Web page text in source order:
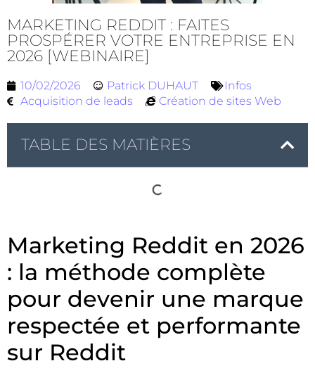
MARKETING REDDIT : FAITES
PROSPÉRER VOTRE ENTREPRISE EN
2026 [WEBINAIRE]
10/02/2026 Patrick DUHAUT
Infos
Acquisition de leads
Création de sites Web
TABLE DES MATIÈRES
Marketing Reddit en 2026
: la méthode complète
pour devenir une marque
respectée et performante
sur Reddit